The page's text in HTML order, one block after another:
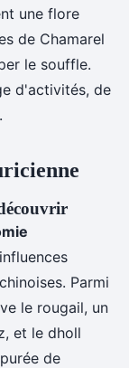
une flore
de Chamarel
le souffle.
d'activités, de
Parmi
le rougail, un
et le dholl
de